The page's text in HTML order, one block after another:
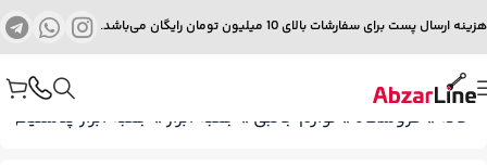
هزینه ارسال پست برای سفارشات بالای 10 میلیون تومان رایگان می‌باشد.
خانه » فروشگاه » لوازم جانبی » جعبه ابزار» جعبه ابزار پلاستیکی